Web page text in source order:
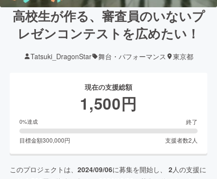
高校生が作る、審査員のいないプ
レゼンコンテストを広めたい！
Tatsuki_DragonStar 舞台・パフォーマンス 東京都
現在の支援総額
1,500円
0%達成 終了
目標金額300,000円 支援者数2 人
このプロジェクトは、 2024/09/06に募集を開始し、 2人の支援に